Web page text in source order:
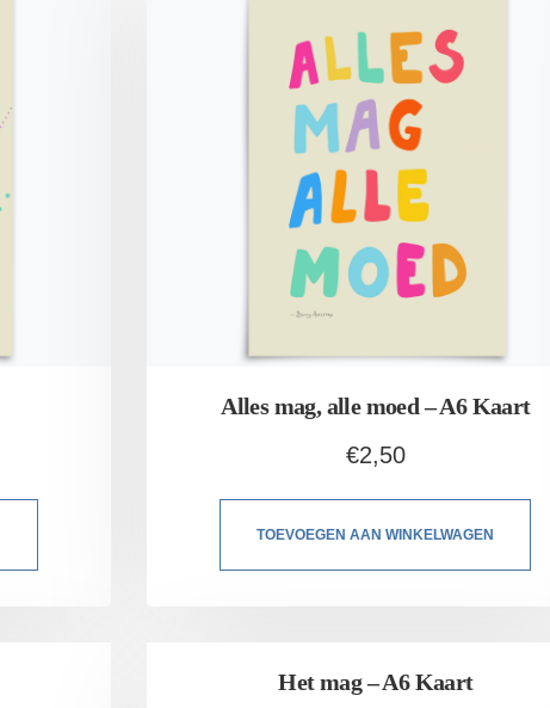
Alles mag, alle moed – A6 Kaart
€2,50
TOEVOEGEN AAN WINKELWAGEN
Het mag – A6 Kaart